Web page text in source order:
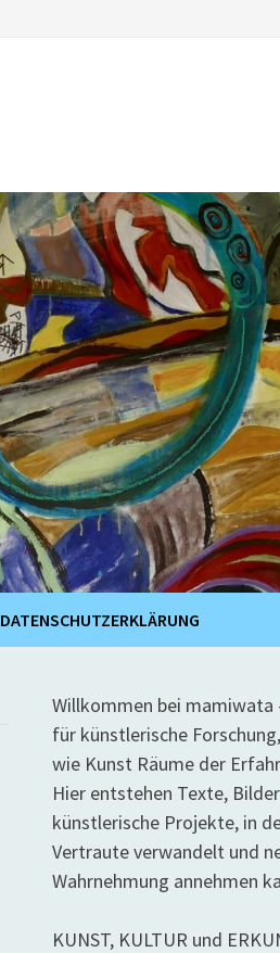
DATENSCHUTZERKLÄRUNG
Willkommen bei mamiwata
für künstlerische
wie Kunst Räume der
Hier entstehen Texte,
künstlerische Projekte, in
Vertraute verwandelt und
Wahrnehmung annehmen
KUNST, KULTUR und